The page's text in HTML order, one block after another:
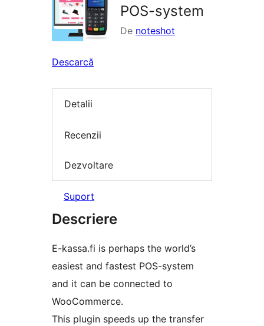
POS-system
De noteshot
Descarcă
Detalii
Recenzii
Dezvoltare
Suport
Descriere
E-kassa.fi is perhaps the world’s
easiest and fastest POS-system
and it can be connected to
WooCommerce.
This plugin speeds up the transfer